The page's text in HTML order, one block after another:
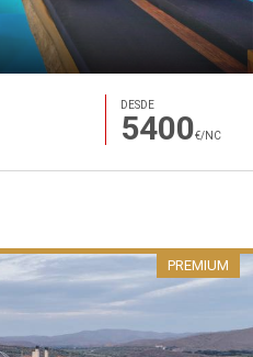
DESDE
5400€/NC
PREMIUM